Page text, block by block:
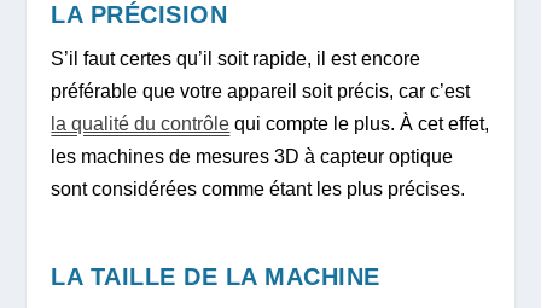
LA PRÉCISION
S’il faut certes qu’il soit rapide, il est encore
préférable que votre appareil soit précis, car c’est
la qualité du contrôle qui compte le plus. À cet effet,
les machines de mesures 3D à capteur optique
sont considérées comme étant les plus précises.
LA TAILLE DE LA MACHINE